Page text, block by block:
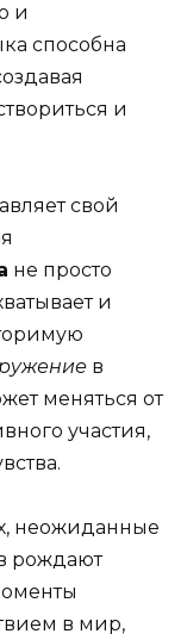
и
способна
и
свой
не просто
и
в
меняться от
участия,
неожиданные
рождают
в мир,